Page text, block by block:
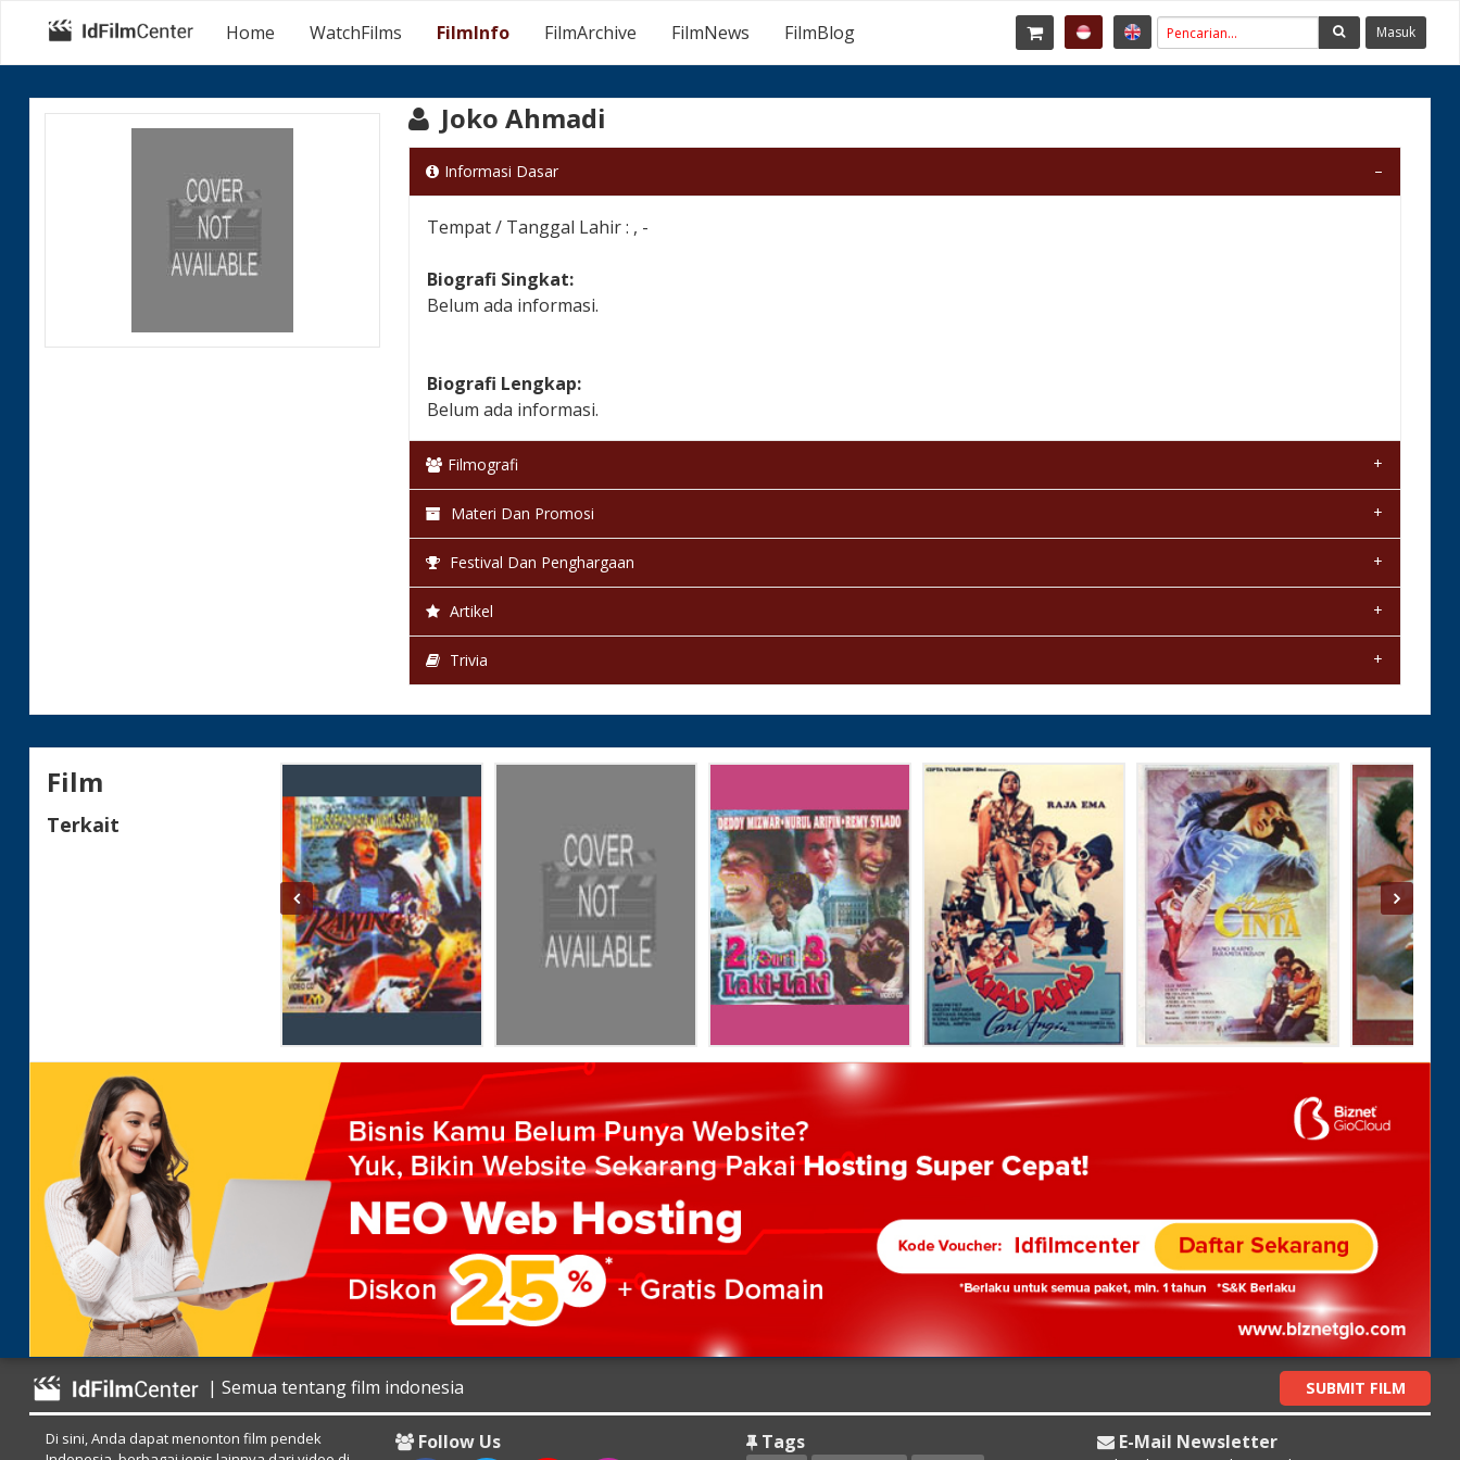
Home WatchFilms FilmInfo FilmArchive FilmNews FilmBlog Masuk
Joko Ahmadi
Informasi Dasar
Tempat / Tanggal Lahir : , -
Biografi Singkat:
Belum ada informasi.
Biografi Lengkap:
Belum ada informasi.
Filmografi
Materi Dan Promosi
Festival Dan Penghargaan
Artikel
Trivia
Film
Terkait
| Semua tentang film indonesia SUBMIT FILM
Di sini, Anda dapat menonton film pendek
Follow Us Tags E-Mail Newsletter